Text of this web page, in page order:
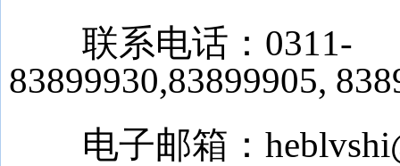
联系电话：0311-
83899930,83899905,
电子邮箱：